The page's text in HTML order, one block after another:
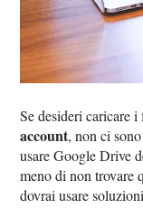
Se desideri caricare
account, non ci
usare Google Drive
meno di non trovare
dovrai usare